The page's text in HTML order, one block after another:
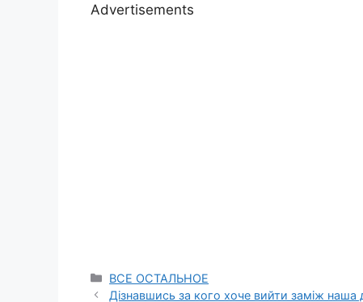
Advertisements
Categories
ВСЕ ОСТАЛЬНОЕ
Дізнавшись за кого хоче вийти заміж